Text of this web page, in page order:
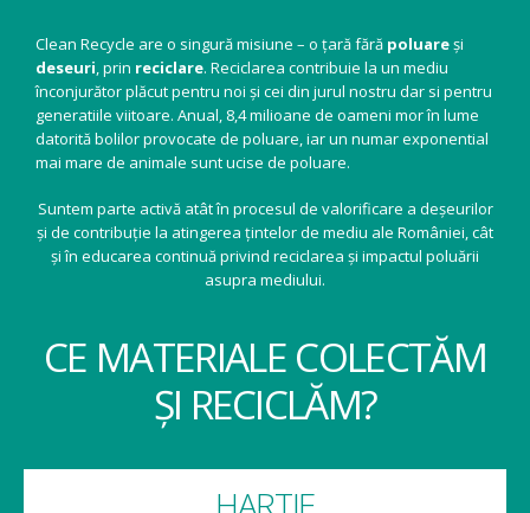
Clean Recycle are o singură misiune – o țară fără poluareși
deseuri, prin reciclare. Reciclarea contribuie la un mediu
înconjurător plăcut pentru noi și cei din jurul nostru dar si pentru
generatiile viitoare. Anual, 8,4 milioane de oameni mor în lume
datorită bolilor provocate de poluare, iar un numar exponential
mai mare de animale sunt ucise de poluare.
Suntem parte activă atât în procesul de valorificare a deșeurilor
și de contribuție la atingerea țintelor de mediu ale României, cât
și în educarea continuă privind reciclarea și impactul poluării
asupra mediului.
CE MATERIALE COLECTĂM
ȘI RECICLĂM?